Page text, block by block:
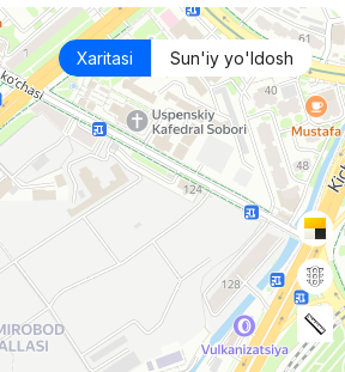
Xaritasi Sun'iy yo'ldosh